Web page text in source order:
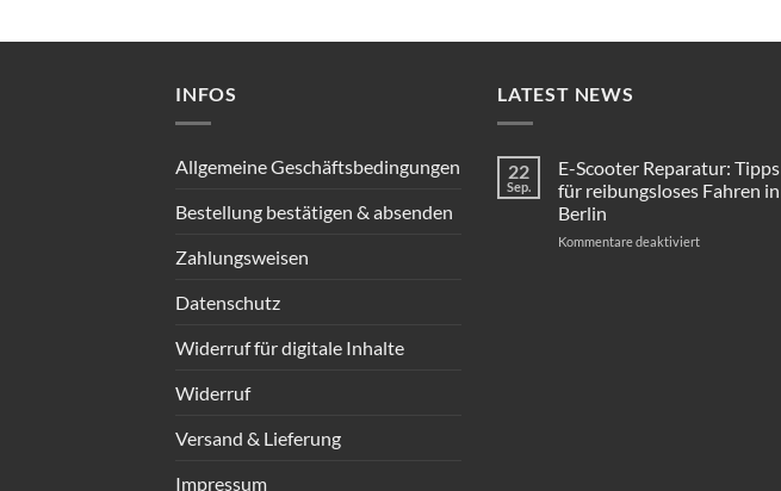
INFOS
Allgemeine Geschäftsbedingungen
Bestellung bestätigen & absenden
Zahlungsweisen
Datenschutz
Widerruf für digitale Inhalte
Widerruf
Versand & Lieferung
Impressum
LATEST NEWS
22
Sep.
E-Scooter Reparatur: Tipps
für reibungsloses Fahren in
Berlin
Kommentare deaktiviertfür